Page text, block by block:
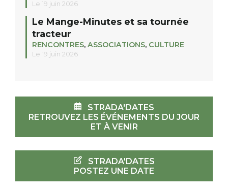
Le 19 juin 2026
Le Mange-Minutes et sa tournée
tracteur
RENCONTRES, ASSOCIATIONS, CULTURE
Le 19 juin 2026
STRADA'DATES
RETROUVEZ LES ÉVÉNEMENTS DU JOUR
ET À VENIR
STRADA'DATES
POSTEZ UNE DATE